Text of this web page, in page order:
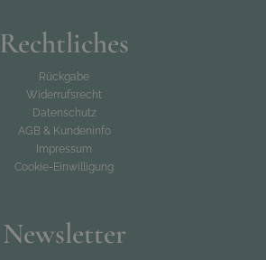
Rechtliches
Rückgabe
Widerrufsrecht
Datenschutz
AGB & Kundeninfo
Impressum
Cookie-Einwilligung
Newsletter